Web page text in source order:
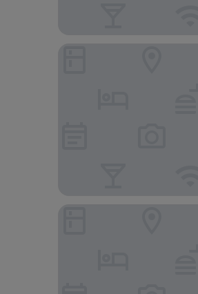
Hyatt Place Emeryville/San